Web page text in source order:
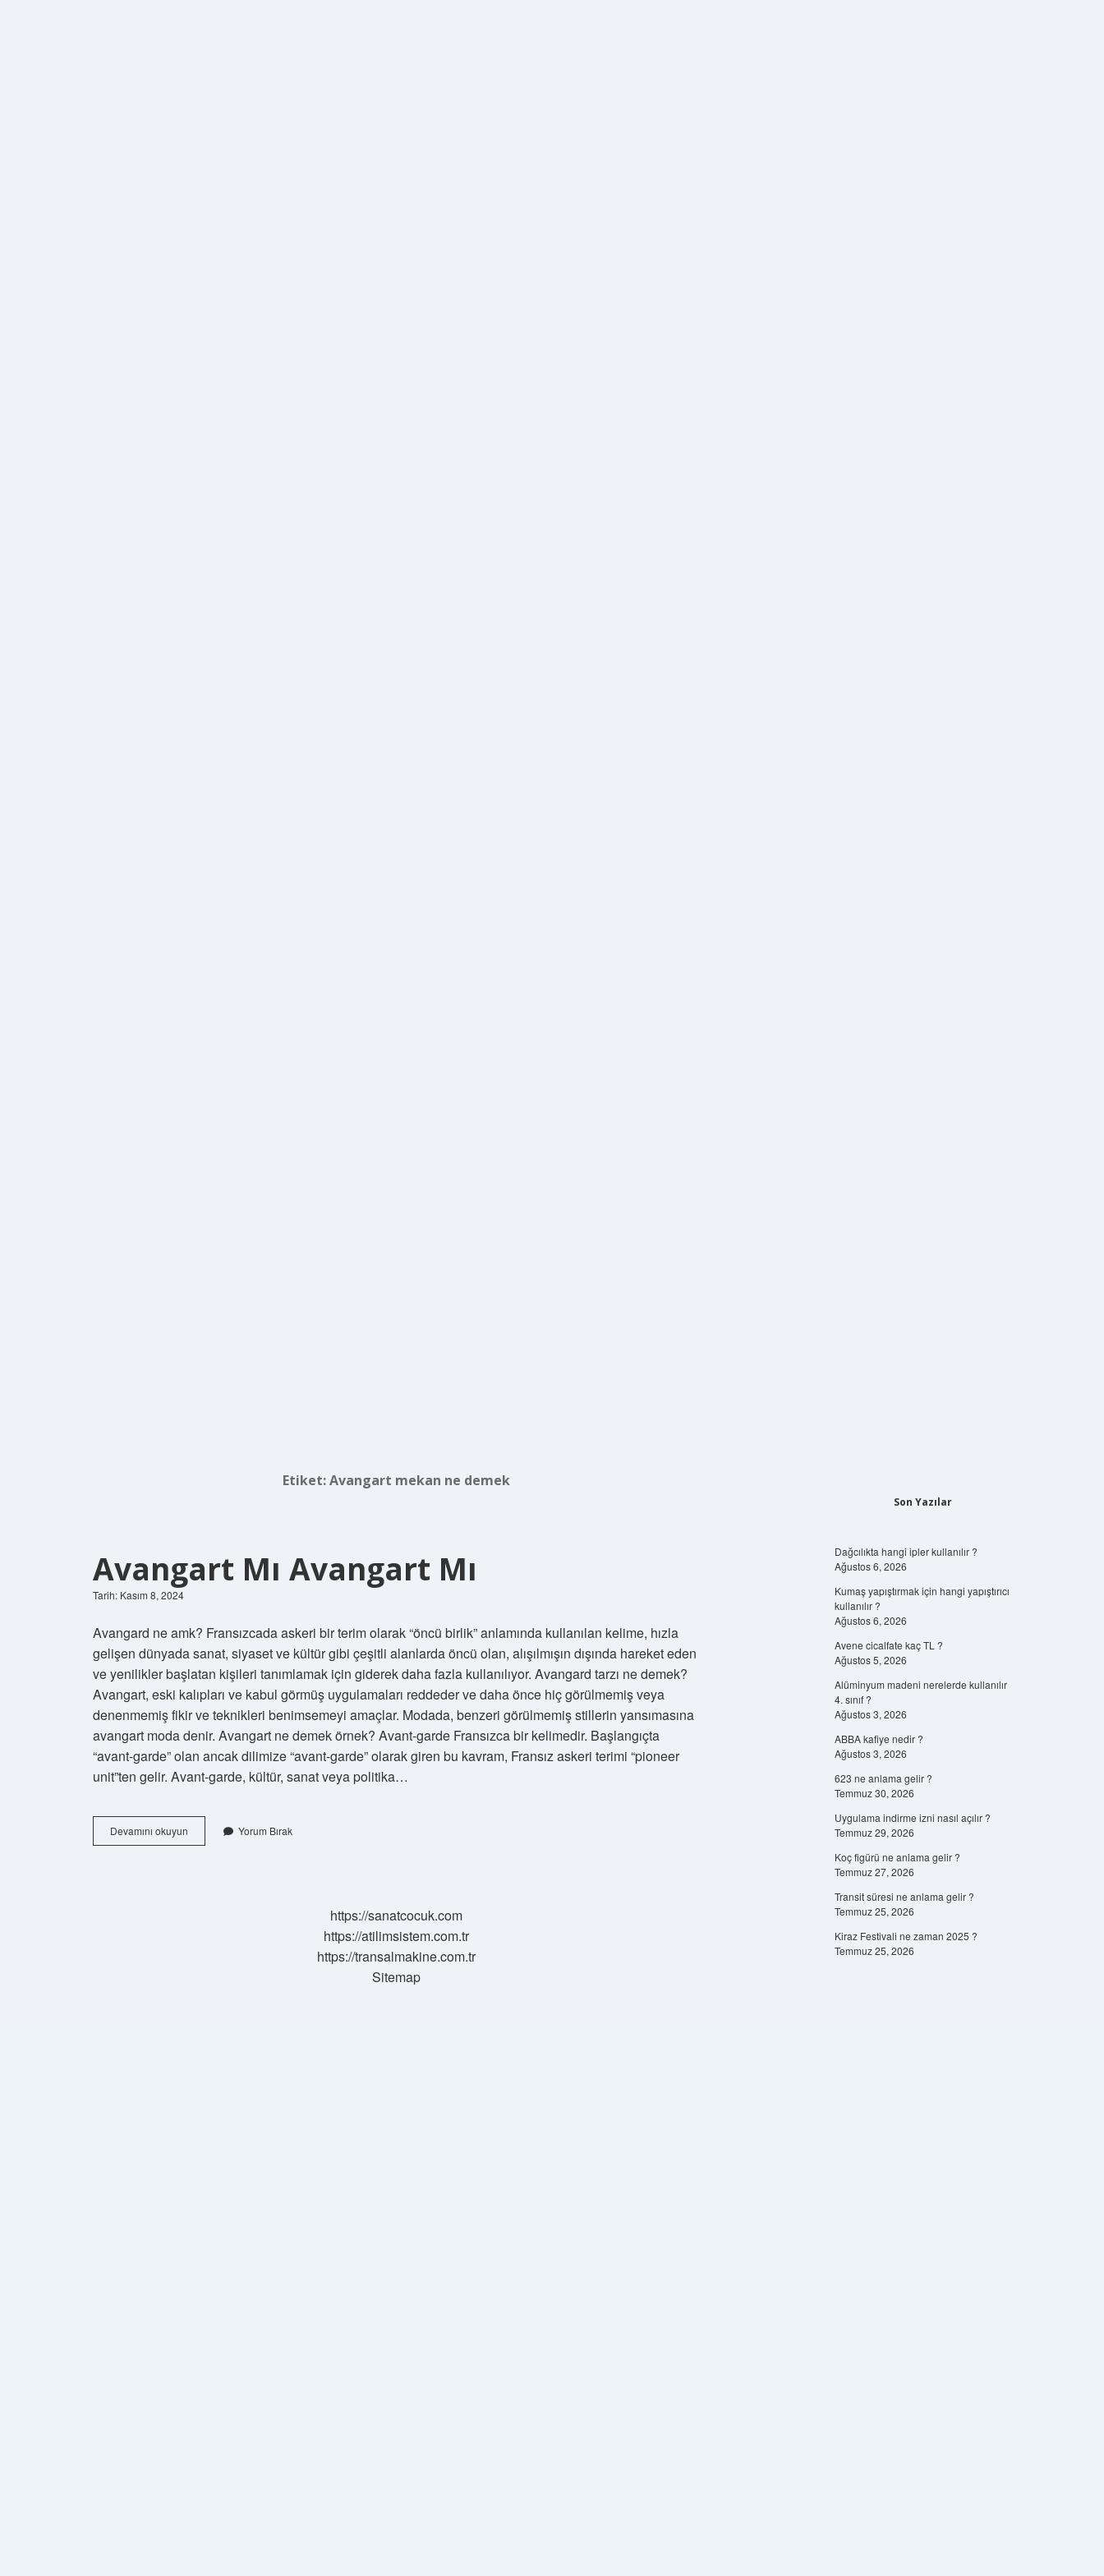
Etiket:Avangart mekan ne demek
Avangart Mı Avangart Mı
Tarih: Kasım 8, 2024
Avangard ne amk? Fransızcada askeri bir terim olarak “öncü birlik” anlamında kullanılan kelime, hızla
gelişen dünyada sanat, siyaset ve kültür gibi çeşitli alanlarda öncü olan, alışılmışın dışında hareket eden
ve yenilikler başlatan kişileri tanımlamak için giderek daha fazla kullanılıyor. Avangard tarzı ne demek?
Avangart, eski kalıpları ve kabul görmüş uygulamaları reddeder ve daha önce hiç görülmemiş veya
denenmemiş fikir ve teknikleri benimsemeyi amaçlar. Modada, benzeri görülmemiş stillerin yansımasına
avangart moda denir. Avangart ne demek örnek? Avant-garde Fransızca bir kelimedir. Başlangıçta
“avant-garde” olan ancak dilimize “avant-garde” olarak giren bu kavram, Fransız askeri terimi “pioneer
unit”ten gelir. Avant-garde, kültür, sanat veya politika…
Devamını okuyun Avangart
Mı
Yorum Bırak
https://sanatcocuk.com
https://atilimsistem.com.tr
https://transalmakine.com.tr
Sitemap
Son Yazılar
Dağcılıkta hangi ipler kullanılır ?
Ağustos 6, 2026
Kumaş yapıştırmak için hangi yapıştırıcı
kullanılır ?
Ağustos 6, 2026
Avene cicalfate kaç TL ?
Ağustos 5, 2026
Alüminyum madeni nerelerde kullanılır
4. sınıf ?
Ağustos 3, 2026
ABBA kafiye nedir ?
Ağustos 3, 2026
623 ne anlama gelir ?
Temmuz 30, 2026
Uygulama indirme izni nasıl açılır ?
Temmuz 29, 2026
Koç figürü ne anlama gelir ?
Temmuz 27, 2026
Transit süresi ne anlama gelir ?
Temmuz 25, 2026
Kiraz Festivali ne zaman 2025 ?
Temmuz 25, 2026